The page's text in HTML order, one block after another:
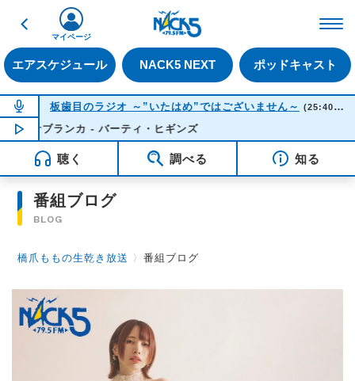
戻る
エアスケジュール NACK5 NEXT ポッドキャスト
マイページ
NOW ON AIR
板歯目のラジオ ～”いたはめ”ではございません～ (25:40-26:00)
NOW PLAYING01:46
カサブランカ - バーティ・ヒギンズ
聴く 調べる 知る
番組ブログ
BLOG
橋爪ももの生乾き放送 〉番組ブログ